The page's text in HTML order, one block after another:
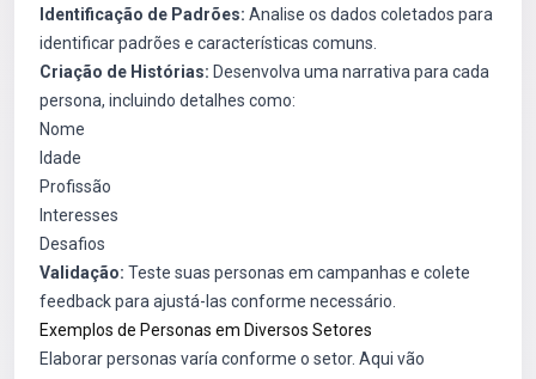
Identificação de Padrões: Analise os dados coletados para
identificar padrões e características comuns.
Criação de Histórias: Desenvolva uma narrativa para cada
persona, incluindo detalhes como:
Nome
Idade
Profissão
Interesses
Desafios
Validação: Teste suas personas em campanhas e colete
feedback para ajustá-las conforme necessário.
Exemplos de Personas em Diversos Setores
Elaborar personas varía conforme o setor. Aqui vão